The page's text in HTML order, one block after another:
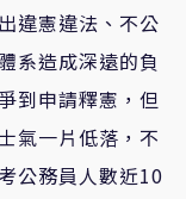
違憲違法、不公
系造成深遠的負
到申請釋憲，但
氣一片低落，不
公務員人數近10